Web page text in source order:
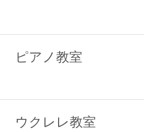
ピアノ教室
ウクレレ教室